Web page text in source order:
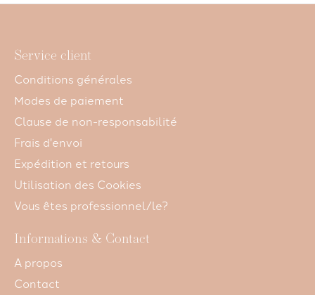
Service client
Conditions générales
Modes de paiement
Clause de non-responsabilité
Frais d'envoi
Expédition et retours
Utilisation des Cookies
Vous êtes professionnel/le?
Informations & Contact
A propos
Contact